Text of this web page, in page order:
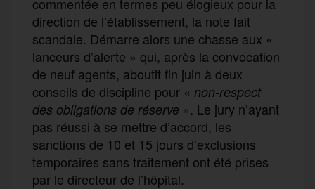
direction de l’établissement, la note fait
scandale. Démarre alors une chasse aux «
lanceurs d’alerte » qui, après la convocation
de neuf agents, aboutit fin juin à deux
conseils de discipline pour « non-respect
des obligations de réserve ». Le jury n’ayant
pas réussi à se mettre d’accord, les
sanctions de 10 et 15 jours d’exclusions
temporaires sans traitement ont été prises
par le directeur de l’hôpital.